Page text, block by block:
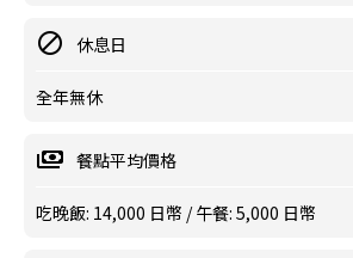
休息日
全年無休
餐點平均價格
吃晚飯: 14,000 日幣 / 午餐: 5,000 日幣